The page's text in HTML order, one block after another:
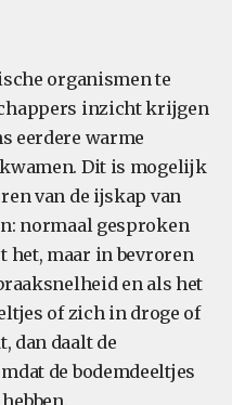
organismen te
inzicht krijgen
eerdere warme
Dit is mogelijk
van de ijskap van
normaal gesproken
het, maar in bevroren
en als het
of zich in droge of
dan daalt de
de bodemdeeltjes